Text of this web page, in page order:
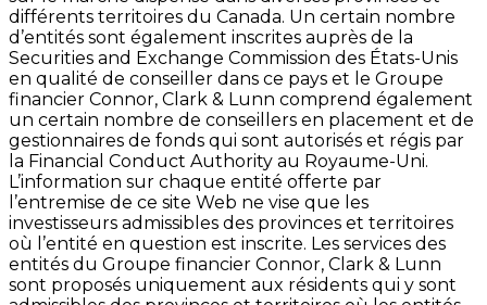
différents territoires du Canada. Un certain nombre
d’entités sont également inscrites auprès de la
Securities and Exchange Commission des États-Unis
en qualité de conseiller dans ce pays et le Groupe
financier Connor, Clark & Lunn comprend également
un certain nombre de conseillers en placement et de
gestionnaires de fonds qui sont autorisés et régis par
la Financial Conduct Authority au Royaume-Uni.
L’information sur chaque entité offerte par
l’entremise de ce site Web ne vise que les
investisseurs admissibles des provinces et territoires
où l’entité en question est inscrite. Les services des
entités du Groupe financier Connor, Clark & Lunn
sont proposés uniquement aux résidents qui y sont